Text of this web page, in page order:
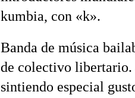
kumbia, con «k».
Banda de música
de colectivo libertario.
sintiendo especial